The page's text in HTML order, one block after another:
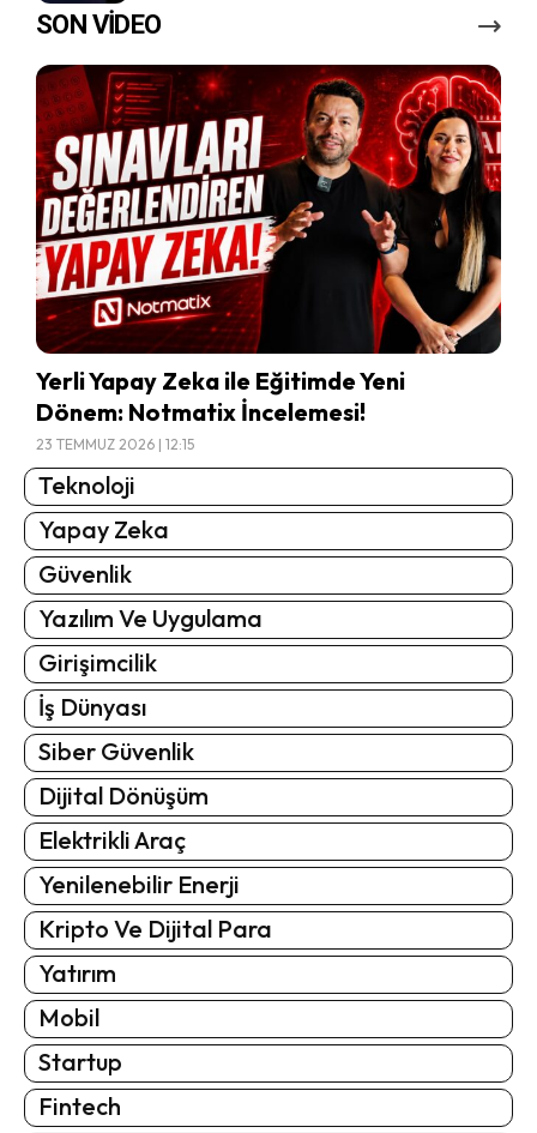
SON VİDEO
Yerli Yapay Zeka ile Eğitimde Yeni
Dönem: Notmatix İncelemesi!
23 TEMMUZ 2026 | 12:15
Teknoloji
Yapay Zeka
Güvenlik
Yazılım Ve Uygulama
Girişimcilik
İş Dünyası
Siber Güvenlik
Dijital Dönüşüm
Elektrikli Araç
Yenilenebilir Enerji
Kripto Ve Dijital Para
Yatırım
Mobil
Startup
Fintech